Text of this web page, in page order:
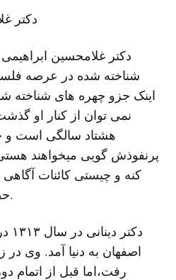
دکتر
دکتر غلامحسین
شناخته شده در عرصه
اینک جزو چهره های شناخته
نمی توان از کنار او
هشتاد سالگی است
پرنفوذش گویی می‏خواهند
کنه و چیستی کائنات آگاهی
حضورش شوق انگیز است.
اصفهان به دنیا آمد. وی در
رفت،اما قبل از اتمام